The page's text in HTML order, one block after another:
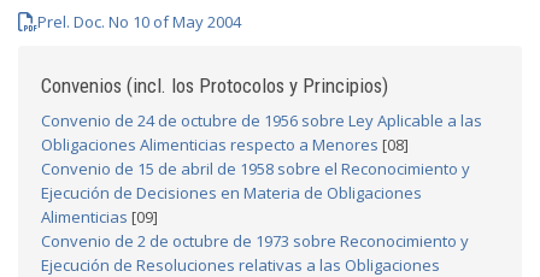
Prel. Doc. No 10 of May 2004
Convenios (incl. los Protocolos y Principios)
Convenio de 24 de octubre de 1956 sobre Ley Aplicable a las
Obligaciones Alimenticias respecto a Menores [08]
Convenio de 15 de abril de 1958 sobre el Reconocimiento y
Ejecución de Decisiones en Materia de Obligaciones
Alimenticias [09]
Convenio de 2 de octubre de 1973 sobre Reconocimiento y
Ejecución de Resoluciones relativas a las Obligaciones